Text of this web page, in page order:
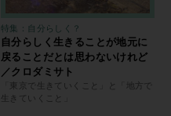
特集：自分らしく？
自分らしく生きることが地元に
戻ることだとは思わないけれど
／クロダミサト
「東京で生きていくこと」と「地方で
生きていくこと」